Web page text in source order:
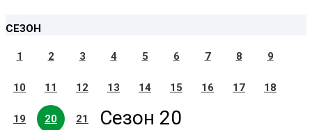
СЕЗОН
1 2 3 4 5 6 7 8 9
10 11 12 13 14 15 16 17 18
19 20 21 Сезон 20